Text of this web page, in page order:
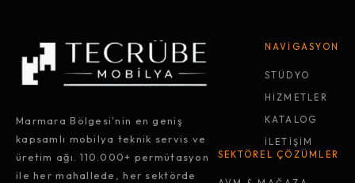
Marmara Bölgesi'nin en geniş
kapsamlı mobilya teknik servis ve
üretim ağı. 110.000+ permütasyon
ile her mahallede, her sektörde
NAVİGASYON
STÜDYO
HİZMETLER
KATALOG
İLETİŞİM
SEKTÖREL ÇÖZÜMLER